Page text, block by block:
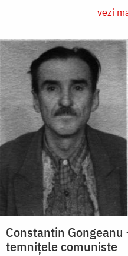
vezi
Constantin
temnițele comuniste